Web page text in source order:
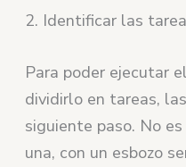
2. Identificar las
Para poder ejecutar
dividirlo en tareas,
siguiente paso. No
una, con un esbozo